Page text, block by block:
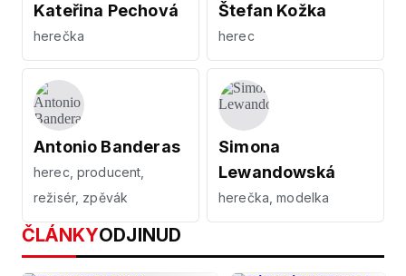
Kateřina Pechová
herečka
Štefan Kožka
herec
Antonio Banderas
herec, producent,
režisér, zpěvák
Simona
Lewandowská
herečka, modelka
ČLÁNKYODJINUD